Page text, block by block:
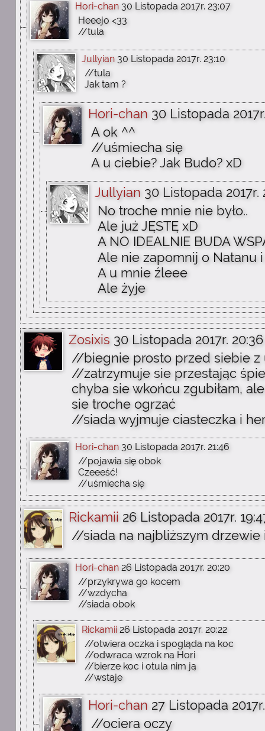
Hori-chan 30 Listopada 2017r. 23:07
Heeejo <33
//tula
Jullyian 30 Listopada 2017r. 23:10
//tula
Jak tam ?
Hori-chan 30 Listopada
A ok ^^
//uśmiecha się
A u ciebie? Jak Budo? xD
Jullyian 30 Listopada 2017r.
No troche mnie nie było..
Ale już JĘSTĘ xD
A NO IDEALNIE BUDA
Ale nie zapomnij o Natanu
A u mnie źleee
Ale żyje
Zosixis 30 Listopada 2017r. 20:36
//biegnie prosto przed siebie z
//zatrzymuje sie przestając
chyba sie wkońcu zgubiłam,
sie troche ogrzać
//siada wyjmuje ciasteczka i
Hori-chan 30 Listopada 2017r. 21:46
//pojawia się obok
Czeeeść!
//uśmiecha się
Rickamii 26 Listopada 2017r.
//siada na najbliższym
Hori-chan 26 Listopada 2017r. 20:20
//przykrywa go kocem
//wzdycha
//siada obok
Rickamii 26 Listopada 2017r. 20:22
//otwiera oczka i spogląda na koc
//odwraca wzrok na Hori
//bierze koc i otula nim ją
//wstaje
Hori-chan 27 Listopada
//ociera oczy